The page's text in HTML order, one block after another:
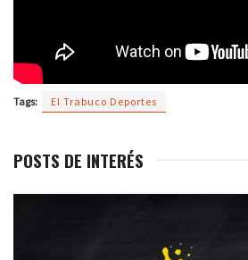
Tags: El Trabuco Deportes
POSTS DE INTERÉS